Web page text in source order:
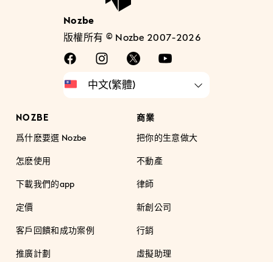
Nozbe
版權所有 © Nozbe 2007-2026
NOZBE
爲什麽要選 Nozbe
怎麽使用
下載我們的app
定價
客戶回饋和成功案例
推廣計劃
商業
把你的生意做大
不動產
律師
新創公司
行銷
虛擬助理